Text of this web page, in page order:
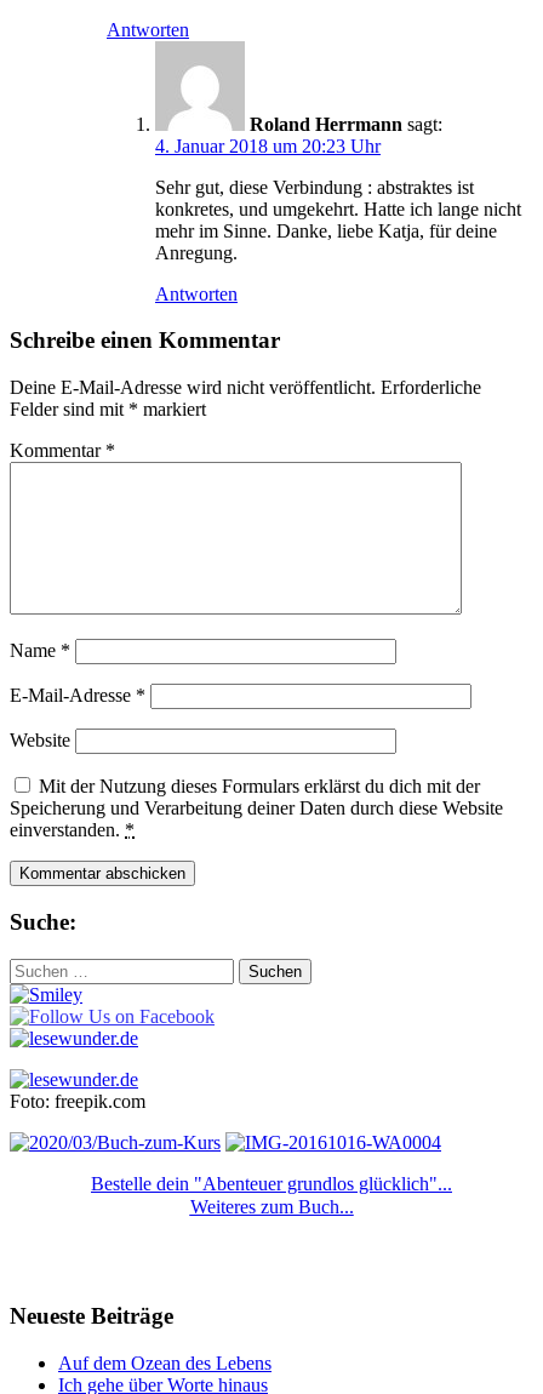
Antworten
Roland Herrmann sagt:
4. Januar 2018 um 20:23 Uhr
Sehr gut, diese Verbindung : abstraktes ist
konkretes, und umgekehrt. Hatte ich lange nicht
mehr im Sinne. Danke, liebe Katja, für deine
Anregung.
Antworten
Schreibe einen Kommentar
Deine E-Mail-Adresse wird nicht veröffentlicht. Erforderliche
Felder sind mit * markiert
Kommentar *
Name *
E-Mail-Adresse *
Website
Mit der Nutzung dieses Formulars erklärst du dich mit der
Speicherung und Verarbeitung deiner Daten durch diese Website
einverstanden. *
Suche:
Suchen
nach:
Foto: freepik.com
Bestelle dein "Abenteuer grundlos glücklich"...
Weiteres zum Buch...
Neueste Beiträge
Auf dem Ozean des Lebens
Ich gehe über Worte hinaus